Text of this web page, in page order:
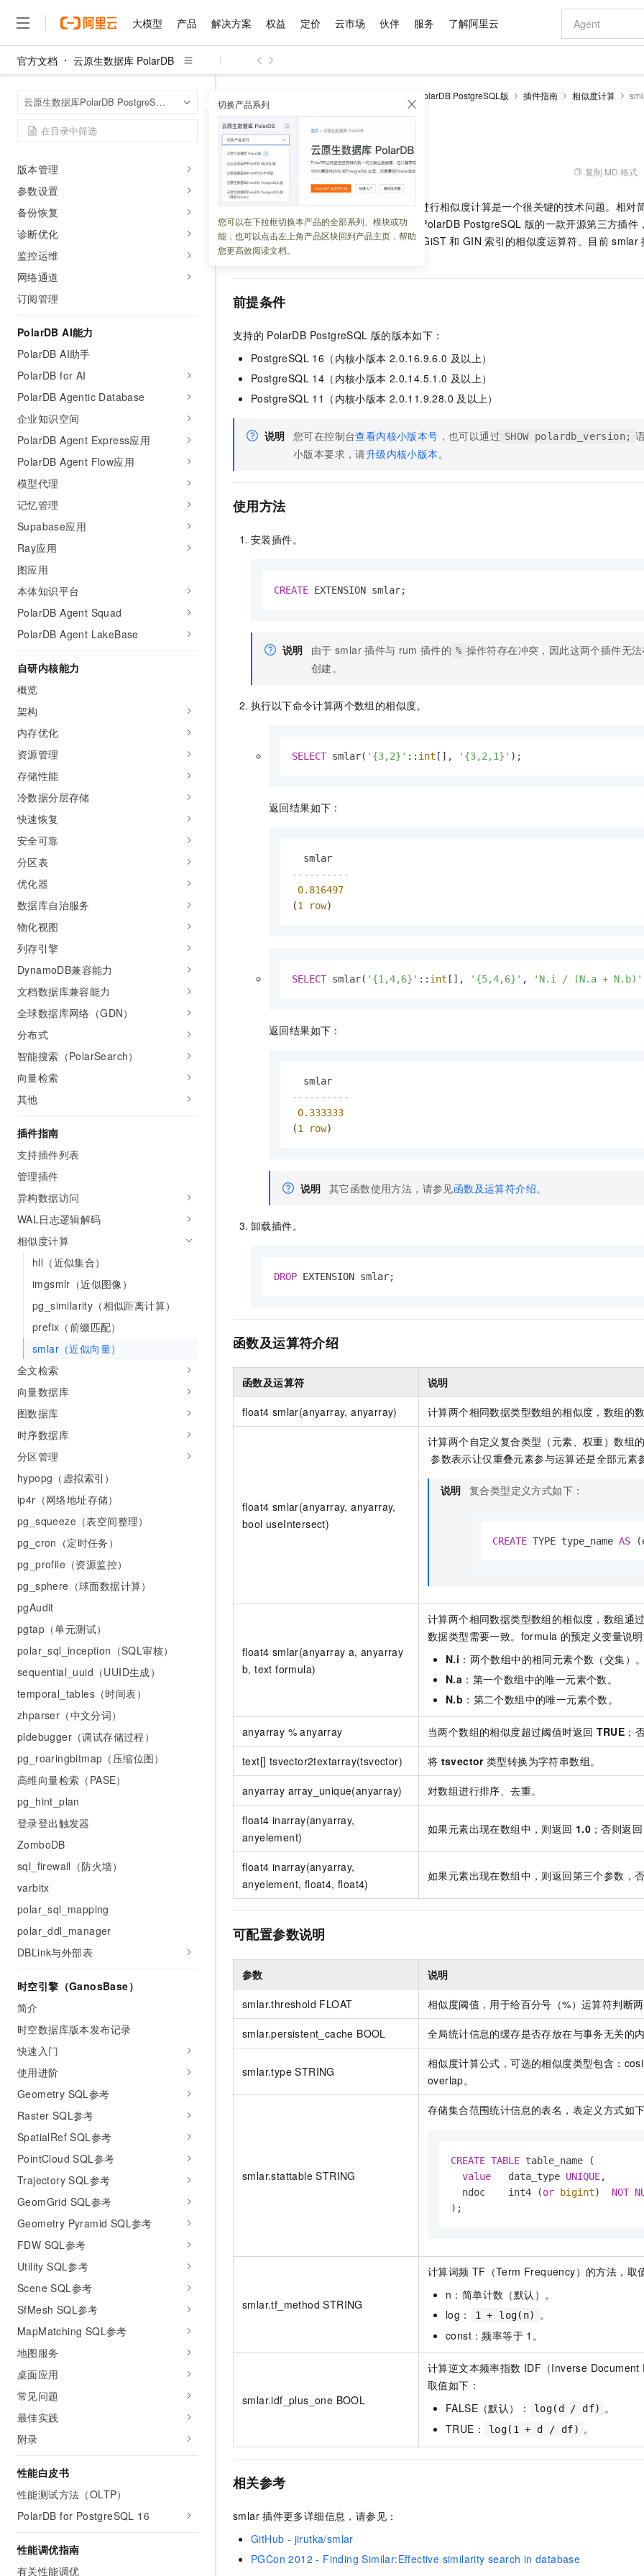
大模型 产品 解决方案 权益 定价 云市场 伙伴 服务 了解阿里云
官方文档 云原生数据库 PolarDB
云原生数据库PolarDB PostgreSQL版 切换产品系列
您可以在下拉框切换本产品的全部系列、模块或功
能，也可以点击左上角产品区块回到产品主页，帮助
您更高效阅读文档。
购买集群
账号管理
数据安全和加密
连接数据库
版本管理
参数设置
备份恢复
诊断优化
监控运维
网络通道
订阅管理
PolarDB AI能力
PolarDB AI助手
PolarDB for AI
PolarDB Agentic Database
企业知识空间
PolarDB Agent Express应用
PolarDB Agent Flow应用
模型代理
记忆管理
Supabase应用
Ray应用
图应用
本体知识平台
PolarDB Agent Squad
PolarDB Agent LakeBase
自研内核能力
概览
架构
内存优化
资源管理
存储性能
冷数据分层存储
快速恢复
安全可靠
分区表
优化器
数据库自治服务
物化视图
列存引擎
DynamoDB兼容能力
文档数据库兼容能力
全球数据库网络（GDN）
分布式
智能搜索（PolarSearch）
向量检索
其他
插件指南
支持插件列表
管理插件
异构数据访问
WAL日志逻辑解码
相似度计算
hll（近似集合）
imgsmlr（近似图像）
pg_similarity（相似距离计算）
prefix（前缀匹配）
smlar（近似向量）
全文检索
向量数据库
图数据库
时序数据库
分区管理
hypopg（虚拟索引）
ip4r（网络地址存储）
pg_squeeze（表空间整理）
pg_cron（定时任务）
pg_profile（资源监控）
pg_sphere（球面数据计算）
pgAudit
pgtap（单元测试）
polar_sql_inception（SQL审核）
sequential_uuid（UUID生成）
temporal_tables（时间表）
zhparser（中文分词）
pldebugger（调试存储过程）
pg_roaringbitmap（压缩位图）
高维向量检索（PASE）
pg_hint_plan
登录登出触发器
ZomboDB
sql_firewall（防火墙）
varbitx
polar_sql_mapping
polar_ddl_manager
DBLink与外部表
时空引擎（GanosBase）
简介
时空数据库版本发布记录
快速入门
使用进阶
Geometry SQL参考
Raster SQL参考
SpatialRef SQL参考
PointCloud SQL参考
Trajectory SQL参考
GeomGrid SQL参考
Geometry Pyramid SQL参考
FDW SQL参考
Utility SQL参考
Scene SQL参考
SfMesh SQL参考
MapMatching SQL参考
地图服务
桌面应用
常见问题
最佳实践
附录
性能白皮书
性能测试方法（OLTP）
PolarDB for PostgreSQL 16
性能调优指南
有关性能调优
云原生数据库PolarDB PostgreSQL版 插件指南 相似度计算
smlar（近似向量）
更新时间： 2025-07-02 02:08:52 复制 MD 格式
在电商业务、搜索引擎中对大规模的数据进行相似度计算是一个很关键的技术问题。相对
运算速度慢，还十分消耗资源。smlar
PolarDB PostgreSQL 版的一款开源第三方插件
效计算数据相似度的函数，并提供了支持
GiST 和 GIN 索引的相似度运算符。目前 smlar
PostgreSQL
前提条件
支持的 PolarDB PostgreSQL 版的版本如下：
PostgreSQL 16 （内核小版本 2.0.16.9.6.0 及以上）
PostgreSQL 14 （内核小版本 2.0.14.5.1.0 及以上）
PostgreSQL 11 （内核小版本 2.0.11.9.28.0 及以上）
说明 您可在控制台查看内核小版本号 ，也可以通过 SHOW polardb_version;
小版本要求，请升级内核小版本。
使用方法
安装插件。
CREATE EXTENSION smlar;
说明 由于 smlar 插件与 rum 插件的 % 操作符存在冲突，因此这两个插件无
创建。
执行以下命令计算两个数组的相似度。
SELECT smlar( '{3,2}' :: int [], '{3,2,1}' );
返回结果如下：
----------
0.816497
(1 row)
SELECT smlar( '{1,4,6}' :: int [], '{5,4,6}' , 'N.i / (N.a + N.b)'
返回结果如下：
----------
0.333333
(1 row)
说明 其它函数使用方法，请参见函数及运算符介绍。
卸载插件。
DROP EXTENSION smlar;
函数及运算符介绍
函数及运算符 说明
float4 smlar(anyarray, anyarray) 计算两个相同数据类型数组的相似度，数组的
float4 smlar(anyarray, anyarray,
bool useIntersect)
计算两个自定义复合类型（元素、权重）数组
参数表示让仅重叠元素参与运算还是全部元素
说明 复合类型定义方式如下：
CREATE TYPE type_name AS
float4 smlar(anyarray a, anyarray
b, text formula)
计算两个相同数据类型数组的相似度，数组通
数据类型需要一致。formula 的预定义变量说
N.i ：两个数组中的相同元素个数（交集）
N.a ：第一个数组中的唯一元素个数。
N.b ：第二个数组中的唯一元素个数。
anyarray % anyarray 当两个数组的相似度超过阈值时返回 TRUE ；
text[] tsvector2textarray(tsvector) 将 tsvector 类型转换为字符串数组。
anyarray array_unique(anyarray) 对数组进行排序、去重。
float4 inarray(anyarray,
anyelement)
如果元素出现在数组中，则返回 1.0 ；否则返回
float4 inarray(anyarray,
anyelement, float4, float4)
如果元素出现在数组中，则返回第三个参数，
可配置参数说明
参数 说明
smlar.threshold FLOAT 相似度阈值，用于给百分号（%）运算符判断
smlar.persistent_cache BOOL 全局统计信息的缓存是否存放在与事务无关的
smlar.type STRING
相似度计算公式，可选的相似度类型包含：
overlap。
smlar.stattable STRING
存储集合范围统计信息的表名，表定义方式如
CREATE TABLE table_name (
value
   data_type
UNIQUE,
  ndoc    int4 (
or bigint) NOT
);
smlar.tf_method STRING
计算词频 TF（Term Frequency）的方法，取
n：简单计数（默认）。
log：
1 + log(n)
。
const：频率等于 1。
smlar.idf_plus_one BOOL
计算逆文本频率指数 IDF（Inverse Document
取值如下：
FALSE（默认）：
log(d / df)
。
TRUE：
log(1 + d / df) 。
相关参考
smlar 插件更多详细信息，请参见：
GitHub - jirutka/smlar
PGCon 2012 - Finding Similar:Effective similarity search in database
大模型
大模型
大模型
文本生成
Qwen3.8-Max HOT
智能体时代全能旗舰模型
Qwen3-VL-Plus
Kimi-K3 NEW
Kimi 最新旗舰模型，长程编程与推理利器 让文字生成流
大模型服务
千问AI平台-Token Plan
个人版上线、团队版降价；千问3.8-Max首发发尝鲜
千问AI平台-模型体验
Happy 系列大模型
AI 应用构建
丰富多元化的应用模版和解决方案
大模型服务平台百炼-智能体
面向真实软
10 分钟在聊天系统中增加一个 AI 助手 即刻拥有 DeepSeek-R1 满血版 超强辅助，
产品
精选产品
人工智能与机器学习
计算
容器
存储
网络与CDN
安全
数据库
大数据计算
媒体服务
企业服务与云通信
域名与网站
终端用户计算
Serverless
开发工具
迁移与运维管理
精选产品
大模型服务平台百炼
大模型服务与应用平台
千问大模型
多元化、高性能、安全可靠的大模型服务
无影云电脑
随时随地安全接入的云上超级电脑
云解析DNS
面向分析的企业级SaaS模式云数据仓库
域名与网站
对象存储 OSS
人工智能平台 PAI 大模型
一站式AI开发、训练和推理服务
Qoder CN
Qoder
面向真实软件
云原生数据
解决方案
精选解决方案
AI
互联网应用开发
大数据
现代化应用
安全
网络
上云与迁云
企业出海
政企业务
精选解决方案
睿译宝，AI翻译排版一步到位
上传文档即自动完成翻译和格式还原
GLM-5.2：长任务时代开源旗舰模型
真正可用的 1M 上下文,一次完成代码全链路开发
Hermes Agent，打造自进化智能体
自主进化，持久记忆，越用越聪明
快速拥有专属 OpenClaw
即刻拥有 DeepSeek-V4-Pro
轻松解锁专属 DeepSeek-V4-Pro
5 分钟轻松部署专属 QwenPaw HOT
从聊天伙伴进化为能主动干活的本地数字员工
Claude Code + GStack 打造工程团队
一键购买专属
高效搭建 AI
低代码高效
权益 普惠上云
普惠上云 官方力荐
云服务器38元/年起，超值低价云产品抢先购
官方推荐返现计划
推荐新用户得奖励，单订单最高返9万
云工开物
高校专属算力普惠，学生认证享300元代金券
免费试用
最高领取价值200元试用点，立即开启云上创新
AI 产品 免费试用
140+云产品 免费试用
产品新客免费试用，最长12个月
大模型ACA认证体验
助力企业全员 AI 认知与能力提升
AI 特惠
智启 AI 普惠权益
阿里云 OPC 创新助力计划
至高百万元 Token 补贴，加速一人公司成长
Token Plan 模型订阅计划 NEW
Qwen3.8-Max 首发尝鲜，限时加量 10 倍，夜间低至2折
千问办公，限时限量积分加倍 NEW
Night Plan 支持 Qwen 3.8-Max
AI 场景体
从图文生成到
AI 广告创作
图文、视频
AI 建站
定价 产品定价
了解云产品的定价详情
云上成本管理
管理和优化成本
价格计算器
自助选配和估算价格
价格优势
推动算力普惠，释放技术红利
配置报价
云市场 精选商城
网站建设
多端小程序
Salesforce 国际版订阅
友盟天域
观测云
Tuya 物联网平台阿里云版
电子合同
Tableau 订阅
生态解决方案
行业生态解决方案
数据与 API
数据集
身份实名认证
短信
OCR 文字识别
发票查验
企业应用
ERP
财税管理
基础软件
JAVA
全能环境
模板建站
伙伴 成为销售伙伴
分销伙伴
咨询伙伴
销售伙伴合作计划
Salesforce On Alibaba Cloud
Consulting Partner 合作计划
成为产品伙伴
产品生态集成认证中心
产品生态伙伴工作台
产品伙伴
云网络合作
Salesforce
服务 售前咨询
在线服务
售后服务
自助服务
工单服务
短信专区
企业增值服务
企业支持计划
企业增值服务台
企业成长
服务实践
阿里云认证
信息公告
官网公告
了解阿里云 为什么选择阿里云
什么是云计算
技术领先
稳定可靠
安全合规
分析师报告
研究报告与白皮书
AI 算法大赛
云开发大赛
入门学习赛
最佳实践
云上春晚
云栖战略参考
云上的中国
看见新力量
金融模力时刻
市场活动
魔搭